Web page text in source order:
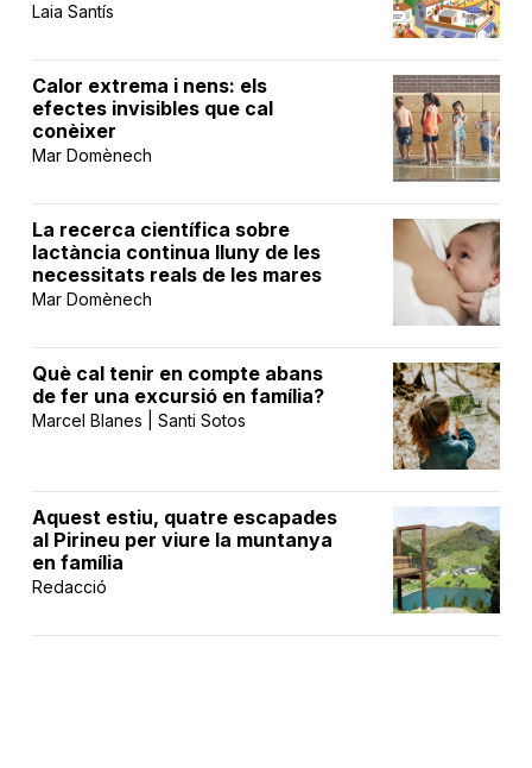
Laia Santís
Calor extrema i nens: els
efectes invisibles que cal
conèixer
Mar Domènech
La recerca científica sobre
lactància continua lluny de les
necessitats reals de les mares
Mar Domènech
Què cal tenir en compte abans
de fer una excursió en família?
Marcel Blanes | Santi Sotos
Aquest estiu, quatre escapades
al Pirineu per viure la muntanya
en família
Redacció